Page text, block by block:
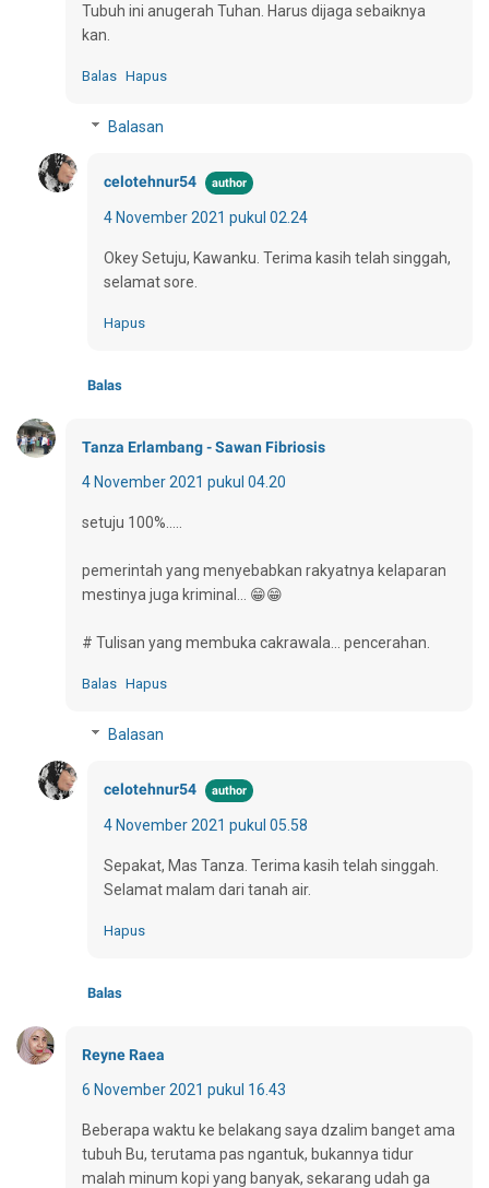
Tubuh ini anugerah Tuhan. Harus dijaga sebaiknya
kan.
Balas Hapus
Balasan
celotehnur54
4 November 2021 pukul 02.24
Okey Setuju, Kawanku. Terima kasih telah singgah,
selamat sore.
Hapus
Balas
Tanza Erlambang - Sawan Fibriosis
4 November 2021 pukul 04.20
setuju 100%.....
pemerintah yang menyebabkan rakyatnya kelaparan
mestinya juga kriminal... 😁😁
# Tulisan yang membuka cakrawala... pencerahan.
Balas Hapus
Balasan
celotehnur54
4 November 2021 pukul 05.58
Sepakat, Mas Tanza. Terima kasih telah singgah.
Selamat malam dari tanah air.
Hapus
Balas
Reyne Raea
6 November 2021 pukul 16.43
Beberapa waktu ke belakang saya dzalim banget ama
tubuh Bu, terutama pas ngantuk, bukannya tidur
malah minum kopi yang banyak, sekarang udah ga